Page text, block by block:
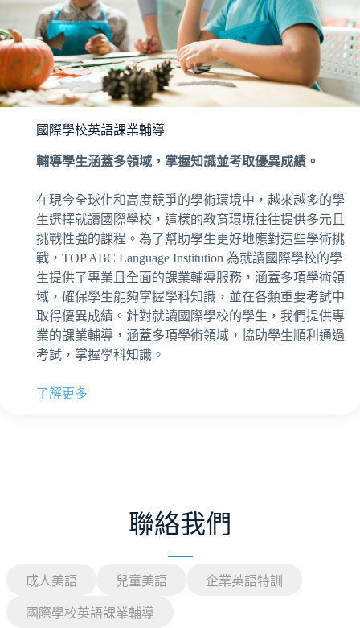
國際學校英語課業輔導
輔導學生涵蓋多領域，掌握知識並考取優異成績。
在現今全球化和高度競爭的學術環境中，越來越多的學
生選擇就讀國際學校，這樣的教育環境往往提供多元且
挑戰性強的課程。為了幫助學生更好地應對這些學術挑
戰，TOP ABC Language Institution 為就讀國際學校的學
生提供了專業且全面的課業輔導服務，涵蓋多項學術領
域，確保學生能夠掌握學科知識，並在各類重要考試中
取得優異成績。針對就讀國際學校的學生，我們提供專
業的課業輔導，涵蓋多項學術領域，協助學生順利通過
考試，掌握學科知識。
了解更多
聯絡我們
成人美語 兒童美語 企業英語特訓
國際學校英語課業輔導